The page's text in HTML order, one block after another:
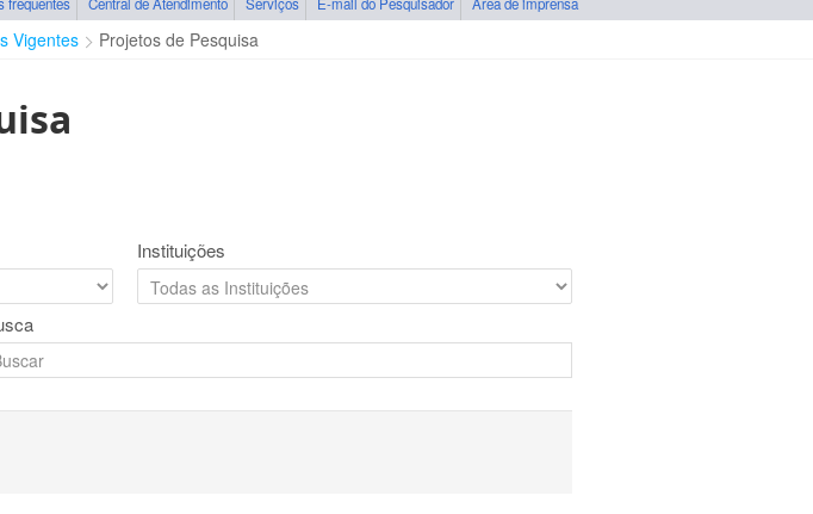
frequentes Central de Atendimento Serviços E-mail do Pesquisador Área de imprensa
Vigentes Projetos de Pesquisa
Instituições